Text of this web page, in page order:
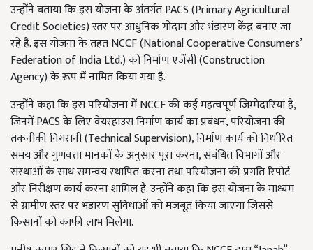
उन्होंने बताया कि इस योजना के अंतर्गत PACS (Primary Agricultural
Credit Societies) स्तर पर आधुनिक गोदाम और भंडारण केंद्र बनाए जा
रहे हैं. इस योजना के तहत NCCF (National Cooperative Consumers’
Federation of India Ltd.) को निर्माण एजेंसी (Construction
Agency) के रूप में नामित किया गया है.
उन्होंने कहा कि इस परियोजना में NCCF की कई महत्वपूर्ण जिम्मेदारियां हैं,
जिनमें PACS के लिए वेयरहाउस निर्माण कार्य का प्रबंधन, परियोजना की
तकनीकी निगरानी (Technical Supervision), निर्माण कार्य को निर्धारित
समय और गुणवत्ता मानकों के अनुसार पूरा करना, संबंधित विभागों और
संस्थाओं के साथ समन्वय स्थापित करना तथा परियोजना की प्रगति रिपोर्ट
और निरीक्षण कार्य करना शामिल है. उन्होंने कहा कि इस योजना के माध्यम
से ग्रामीण स्तर पर भंडारण सुविधाओं को मजबूत किया जाएगा जिससे
किसानों को काफी लाभ मिलेगा.